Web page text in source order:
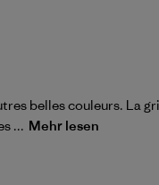
belles couleurs. La
... Mehr lesen